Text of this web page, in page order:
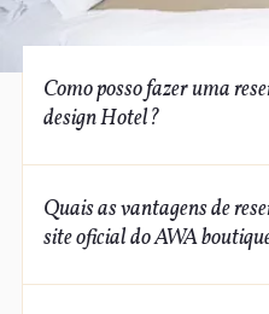
Como posso fazer uma
design Hotel?
site oficial
Quais as vantagens de
site oficial do AWA